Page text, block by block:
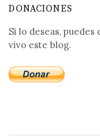
DONACIONES
Si lo deseas,
vivo este blog.